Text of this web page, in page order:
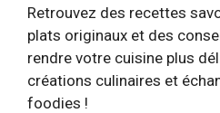
Retrouvez des recettes
plats originaux et des
rendre votre cuisine plus
créations culinaires et
foodies !